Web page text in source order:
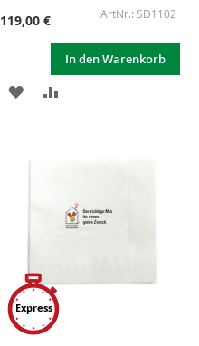
119,00 €
SD1102
In den Warenkorb
ZUR
Express